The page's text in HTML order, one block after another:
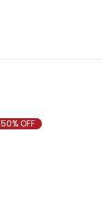
50% OFF